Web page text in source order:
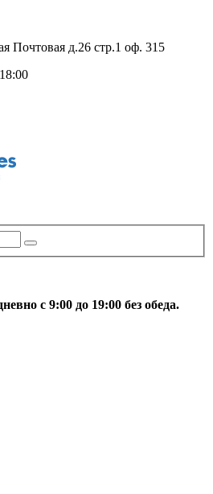
Почтовая д.26 стр.1 оф. 315
с 9:00 до 19:00 без обеда.